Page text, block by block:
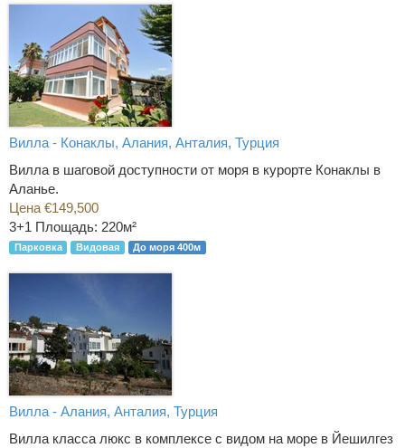
Вилла - Конаклы, Алания, Анталия, Турция
Вилла в шаговой доступности от моря в курорте Конаклы в
Аланье.
Цена €149,500
3+1 Площадь: 220м²
Парковка Видовая До моря 400м
Вилла - Алания, Анталия, Турция
Вилла класса люкс в комплексе с видом на море в Йешилгез